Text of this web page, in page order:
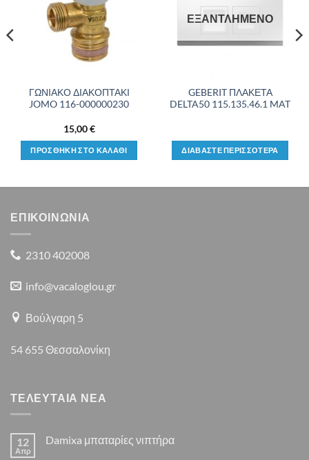
ΓΩΝΙΑΚΟ ΔΙΑΚΟΠΤΑΚΙ
JOMO 116-000000230
15,00€
ΠΡΟΣΘΗΚΗ ΣΤΟ ΚΑΛΑΘΙ
ΕΞΑΝΤΛΗΜΕΝΟ
GEBERIT ΠΛΑΚΕΤΑ
DELTA50 115.135.46.1 MAT
ΔΙΑΒΑΣΤΕ ΠΕΡΙΣΣΟΤΕΡΑ
ΕΠΙΚΟΙΝΩΝΙΑ
2310 402008
info@vacaloglou.gr
Βούλγαρη 5
54 655 Θεσσαλονίκη
ΤΕΛΕΥΤΑΙΑ ΝΕΑ
12
Απρ
Damixa μπαταρίες νιπτήρα